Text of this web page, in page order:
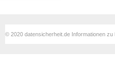
© 2020 datensicherheit.de Informationen